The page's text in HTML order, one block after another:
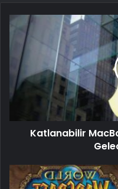
Katlanabilir